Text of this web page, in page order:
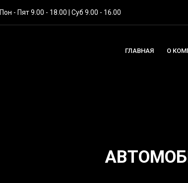
Пон - Пят 9.00 - 18.00 | Суб 9.00 - 16.00
ГЛАВНАЯ О